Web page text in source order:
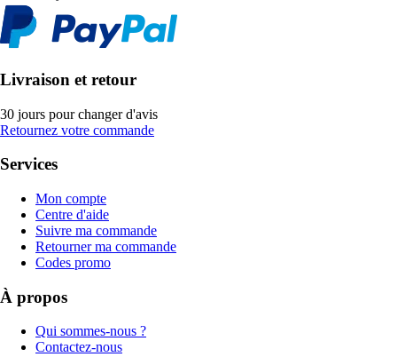
Livraison et retour
30 jours pour changer d'avis
Retournez votre commande
Services
Mon compte
Centre d'aide
Suivre ma commande
Retourner ma commande
Codes promo
À propos
Qui sommes-nous ?
Contactez-nous